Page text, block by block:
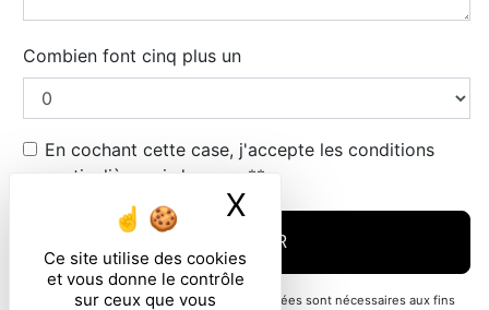
Ce site utilise des cookies
et vous donne le contrôle
sur ceux que vous
X Masquer le
Combien font cinq plus un
En cochant cette case, j'accepte les conditions
particulières ci-dessous **
ENVOYER
** Les données personnelles communiquées sont nécessaires aux fins